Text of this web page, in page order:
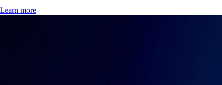
Learn more